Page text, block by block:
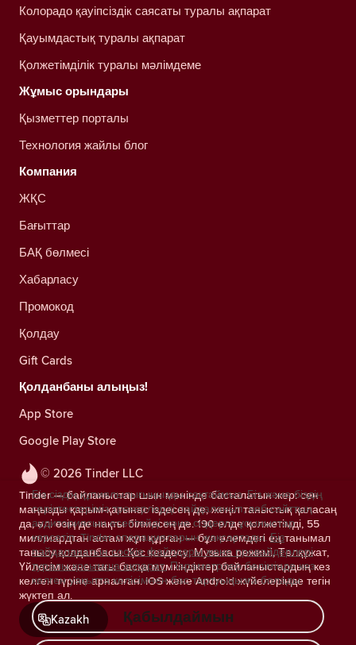
© 2026 Tinder LLC
Tinder — байланыстар шын мәнінде басталатын жер: сен
маңызды қарым-қатынас іздесең де, жеңіл таныстық қаласаң
да, әлі өзің де нақты білмесең де. 190 елде қолжетімді, 55
миллиардтан астам жұп құрған — бұл әлемдегі ең танымал
танысу қолданбасы. Қос кездесу, Музыка режимі, Төлқұжат,
Үйлесім және тағы басқа мүмкіндіктер байланыстардың кез
келген түріне арналған. iOS және Android жүйелерінде тегін
жүктеп ал.
Kazakh
Колорадо қауіпсіздік саясаты туралы ақпарат
Қауымдастық туралы ақпарат
Қолжетімділік туралы мәлімдеме
Жұмыс орындары
Қызметтер порталы
Технология жайлы блог
Компания
ЖҚС
Бағыттар
БАҚ бөлмесі
Хабарласу
Промокод
Қолдау
Gift Cards
Қолданбаны алыңыз!
App Store
Google Play Store
Біз сіздің құпиялылығыңызды сақтаймыз. Біз және біздің
серіктестеріміз трекерлерді пайдаланып, веб-сайттың
аудиториясын есептейді және сіздерге ұсыныстар
көрсетіп, Tinder операцияларын жақсартады. Біз
пайдаланатын cookie файлдары және провайдерлері
туралы қосымша ақпарат. Параметрлер бөлімінде кез
келген уақытта келісімнен бас тартуыңызға болады.
Қабылдаймын